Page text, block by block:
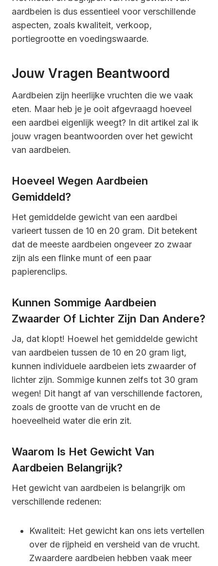
aardbeien is dus essentieel voor verschillende
aspecten, zoals kwaliteit, verkoop,
portiegrootte en voedingswaarde.
Jouw Vragen Beantwoord
Aardbeien zijn heerlijke vruchten die we vaak
eten. Maar heb je je ooit afgevraagd hoeveel
een aardbei eigenlijk weegt? In dit artikel zal ik
jouw vragen beantwoorden over het gewicht
van aardbeien.
Hoeveel Wegen Aardbeien
Gemiddeld?
Het gemiddelde gewicht van een aardbei
varieert tussen de 10 en 20 gram. Dit betekent
dat de meeste aardbeien ongeveer zo zwaar
zijn als een flinke munt of een paar
papierenclips.
Kunnen Sommige Aardbeien
Zwaarder Of Lichter Zijn Dan Andere?
Ja, dat klopt! Hoewel het gemiddelde gewicht
van aardbeien tussen de 10 en 20 gram ligt,
kunnen individuele aardbeien iets zwaarder of
lichter zijn. Sommige kunnen zelfs tot 30 gram
wegen! Dit hangt af van verschillende factoren,
zoals de grootte van de vrucht en de
hoeveelheid water die erin zit.
Waarom Is Het Gewicht Van
Aardbeien Belangrijk?
Het gewicht van aardbeien is belangrijk om
verschillende redenen:
Kwaliteit: Het gewicht kan ons iets vertellen
over de rijpheid en versheid van de vrucht.
Zwaardere aardbeien hebben vaak meer